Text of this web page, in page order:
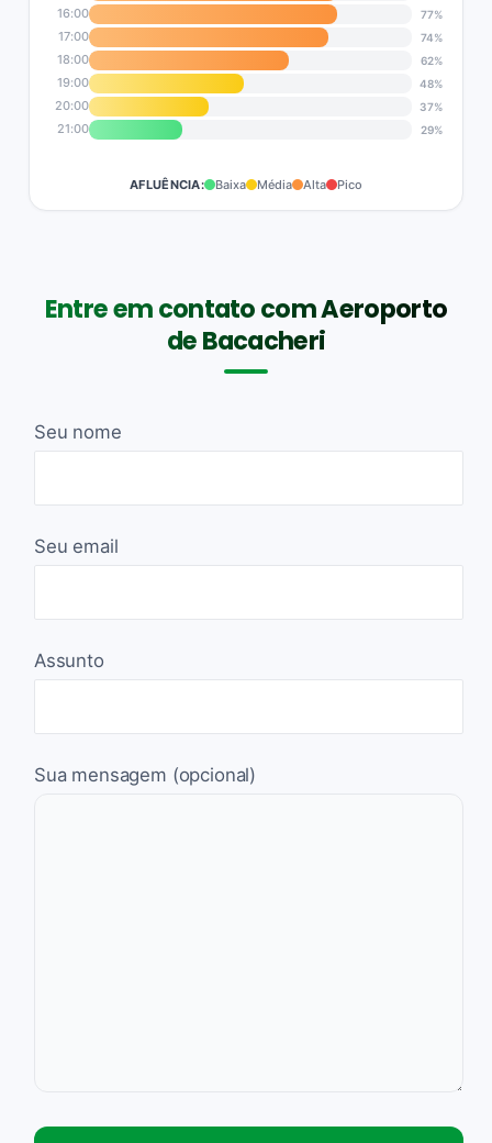
16:00 77%
17:00 74%
18:00 62%
19:00 48%
20:00 37%
21:00 29%
AFLUÊNCIA: Baixa Média Alta Pico
Entre em contato com Aeroporto
de Bacacheri
Seu nome
Seu email
Assunto
Sua mensagem (opcional)